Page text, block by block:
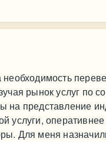
рынок услуг по
на представление
услуги,
Для меня